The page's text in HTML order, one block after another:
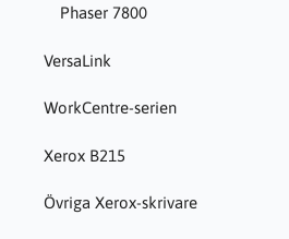
Phaser 7800
VersaLink
WorkCentre-serien
Xerox B215
Övriga Xerox-skrivare